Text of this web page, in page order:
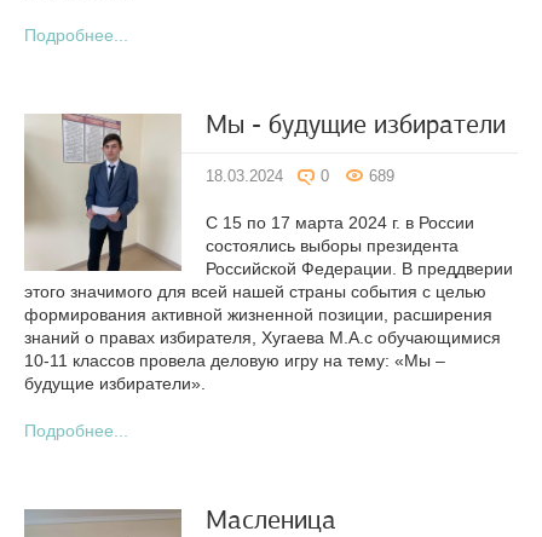
Подробнее...
Мы - будущие избиратели
18.03.2024 0 689
С 15 по 17 марта 2024 г. в России
состоялись выборы президента
Российской Федерации. В преддверии
этого значимого для всей нашей страны события с целью
формирования активной жизненной позиции, расширения
знаний о правах избирателя, Хугаева М.А.с обучающимися
10-11 классов провела деловую игру на тему: «Мы –
будущие избиратели».
Подробнее...
Масленица